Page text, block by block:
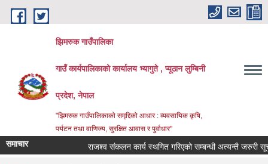
Skip to main content
झिमरुक गाउँपालिका
गाउँ कार्यपालिकाको कार्यालय भ्यागुते , प्यूठान लुम्बिनी
प्रदेश, नेपाल
"झिमरुक गाउँपालिकाको समृद्दिको आधार : व्यवसायिक कृषि,
पर्यटन तथा वाणिज्य, सुरक्षित आवास र पुर्वाधार"
समाचार राजश्व संकलन कार्य स्थगित गरिएको सम्बन्धी अत्यन्तै जरुरी